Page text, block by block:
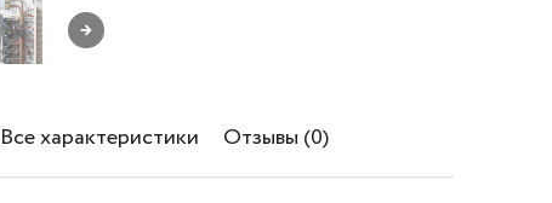
→
Все характеристики Отзывы (0)